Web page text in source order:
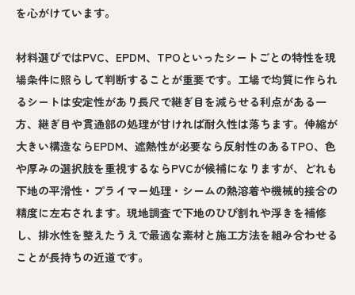
を心がけています。
材料選びではPVC、EPDM、TPOといったシートごとの特性を現
場条件に照らして判断することが重要です。工場で均質に作られ
るシートは安定性があり長尺で継ぎ目を減らせる利点がある一
方、継ぎ目や貫通部の処理が甘ければ耐久性は落ちます。伸縮が
大きい構造ならEPDM、遮熱性が必要なら反射性のあるTPO、色
や厚みの選択肢を重視するならPVCが候補になりますが、どれも
下地の平滑性・プライマー処理・シームの熱溶着や機械的接合の
精度に左右されます。現地調査で下地のひび割れや浮きを補修
し、排水性を整えたうえで最適な素材と施工方法を組み合わせる
ことが長持ちの近道です。